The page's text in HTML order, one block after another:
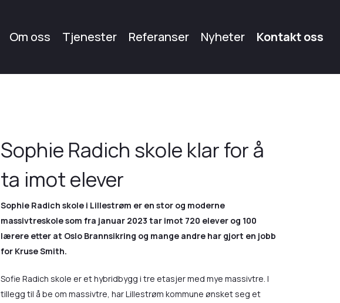
Om oss Tjenester Referanser Nyheter Kontakt oss
Sophie Radich skole klar for å
ta imot elever
Sophie Radich skole i Lillestrøm er en stor og moderne
massivtreskole som fra januar 2023 tar imot 720 elever og 100
lærere etter at Oslo Brannsikring og mange andre har gjort en jobb
for Kruse Smith.
Sofie Radich skole er et hybridbygg i tre etasjer med mye massivtre. I
tillegg til å be om massivtre, har Lillestrøm kommune ønsket seg et